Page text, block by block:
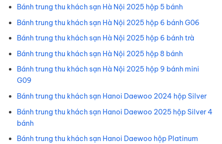
Bánh trung thu khách sạn Hà Nội 2025 hộp 5 bánh
Bánh trung thu khách sạn Hà Nội 2025 hộp 6 bánh G06
Bánh trung thu khách sạn Hà Nội 2025 hộp 6 bánh trà
Bánh trung thu khách sạn Hà Nội 2025 hộp 8 bánh
Bánh trung thu khách sạn Hà Nội 2025 hộp 9 bánh mini
G09
Bánh trung thu khách sạn Hanoi Daewoo 2024 hộp Silver
Bánh trung thu khách sạn Hanoi Daewoo 2025 hộp Silver 4
bánh
Bánh trung thu khách sạn Hanoi Daewoo hộp Platinum